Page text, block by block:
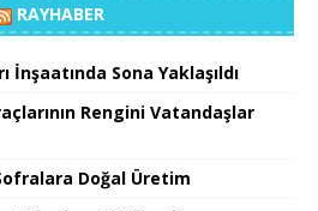
RAYHABER
İnşaatında Sona Yaklaşıldı
Rengini Vatandaşlar
Doğal Üretim